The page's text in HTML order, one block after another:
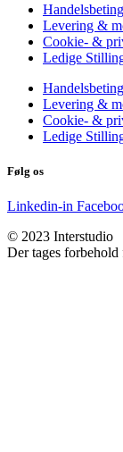
Levering &
Cookie- &
Ledige
Levering &
Cookie- &
Ledige
Følg os
Linkedin-in
© 2023 Interstudio
Der tages